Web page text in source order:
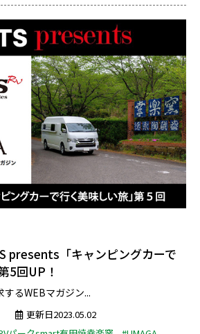
presents「キャンピングカーで
5回UP！
るWEBマガジン...
更新日2023.05.02